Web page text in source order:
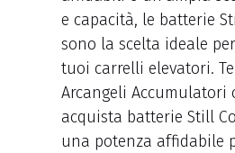
e capacità, le batterie
sono la scelta ideale
tuoi carrelli elevatori.
Arcangeli Accumulatori
acquista batterie Still
una potenza affidabile